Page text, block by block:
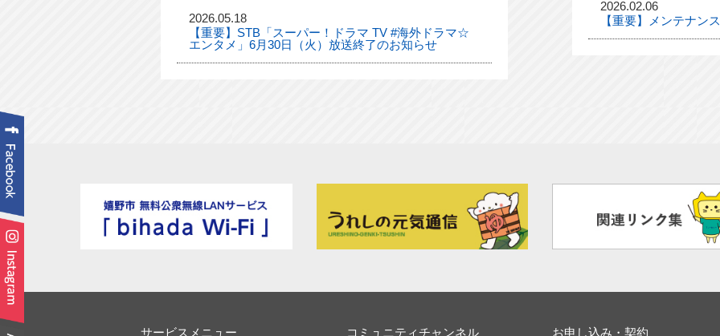
2026.05.18
【重要】STB「スーパー！ドラマ TV #海外ドラマ☆
エンタメ」6月30日（火）放送終了のお知らせ
2026.02.06
【重要】メンテナン
サービスメニュー コミュニティチャンネル お申し込み・契約